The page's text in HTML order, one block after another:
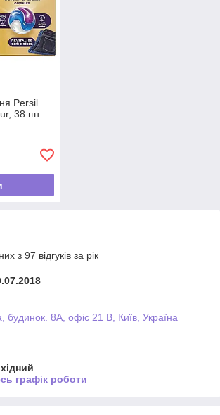
Persil
38 шт
з 97 відгуків за рік
будинок. 8А, офіс 21 В, Київ, Україна
графік роботи